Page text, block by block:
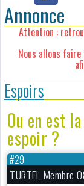
Annonce
Attention :
Nous allons
Espoirs
Ou en est
espoir ?
#29
TURTEL Membre